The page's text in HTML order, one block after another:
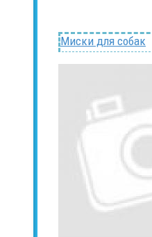
Миски для собак